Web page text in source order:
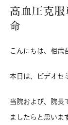
高血圧克
命
こんにちは、相武
本日は、ビデオセ
当院および、院長
ましたらと思いま